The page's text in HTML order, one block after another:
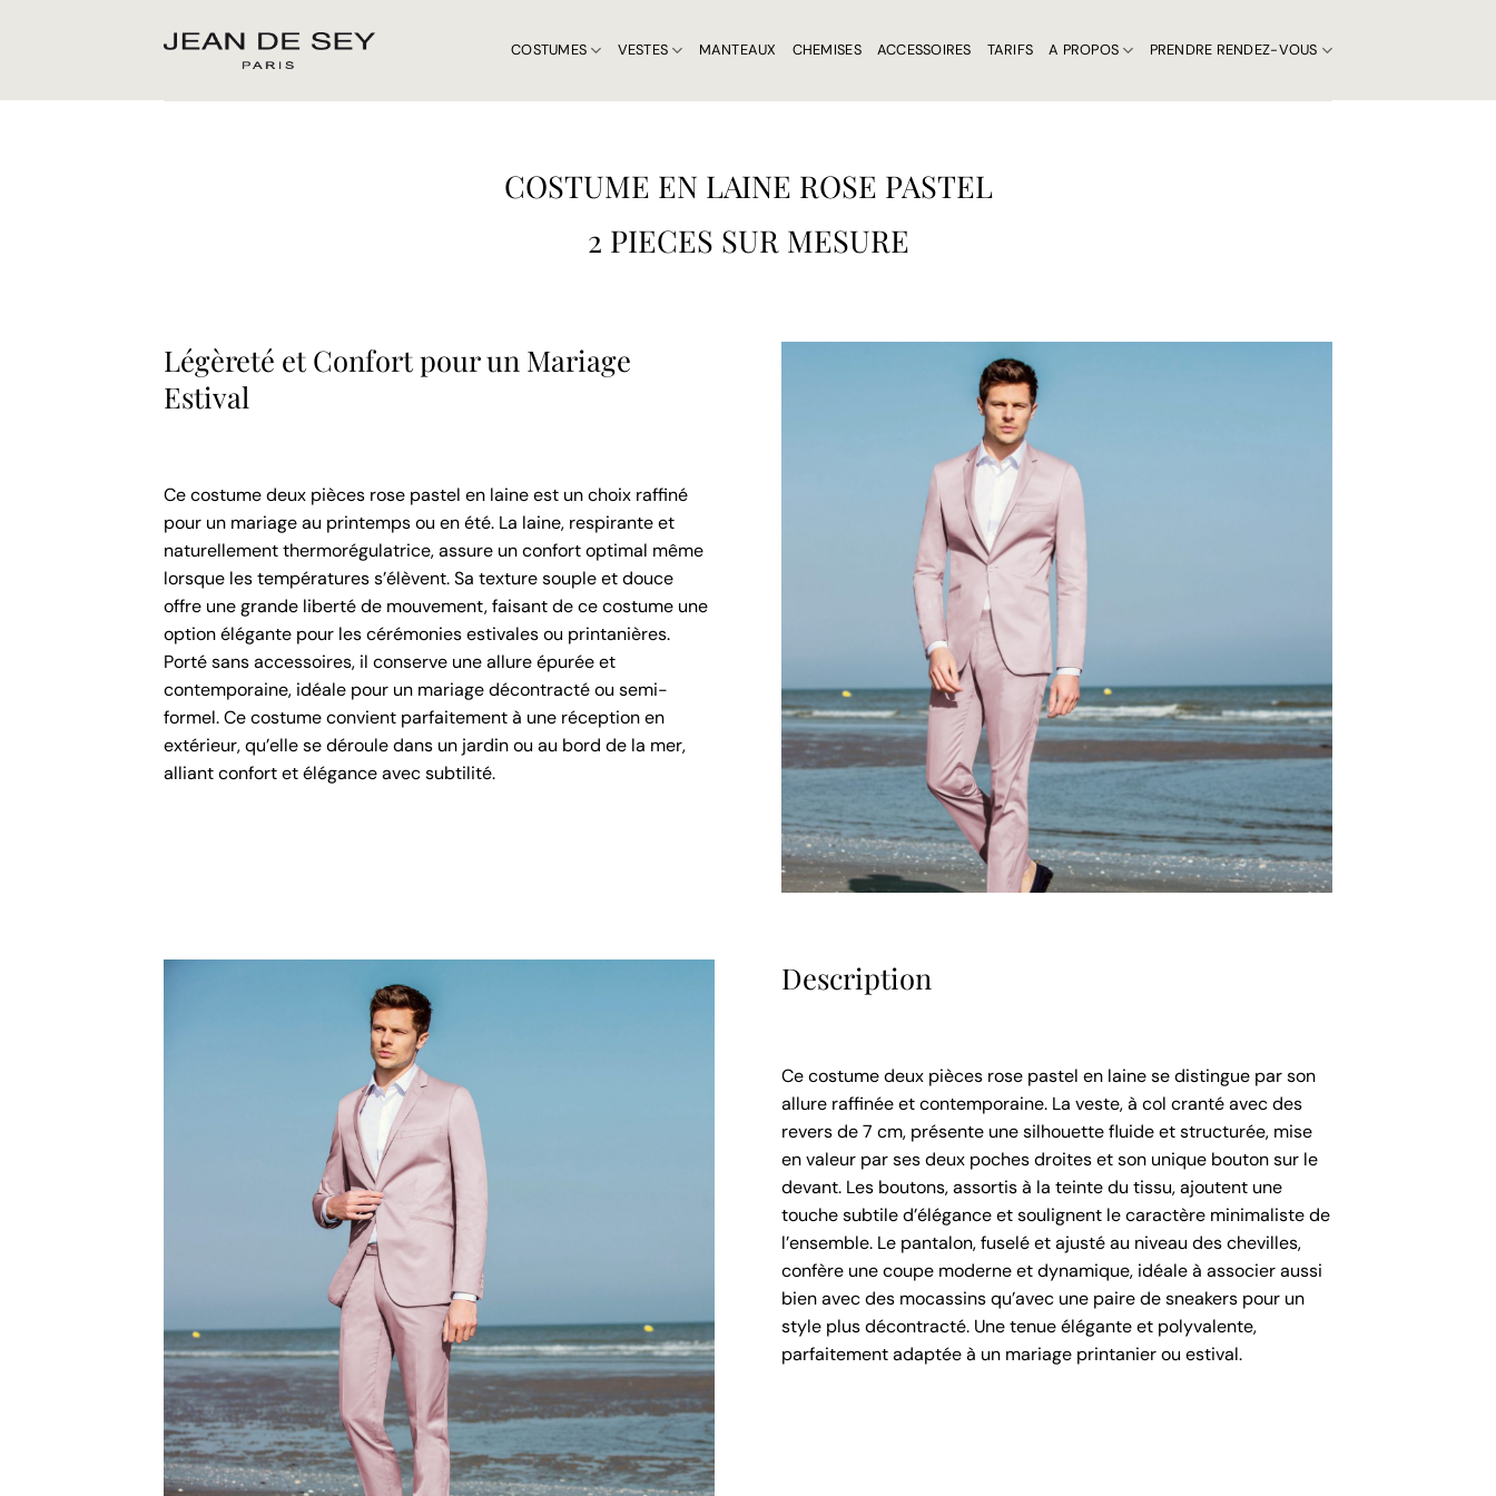
COSTUMES VESTES MANTEAUX CHEMISES ACCESSOIRES TARIFS A PROPOS PRENDRE RENDEZ-VOUS
COSTUME EN LAINE ROSE PASTEL
2 PIECES SUR MESURE
Légèreté et Confort pour un Mariage
Estival
Ce costume deux pièces rose pastel en laine est un choix raffiné
pour un mariage au printemps ou en été. La laine, respirante et
naturellement thermorégulatrice, assure un confort optimal même
lorsque les températures s’élèvent. Sa texture souple et douce
offre une grande liberté de mouvement, faisant de ce costume une
option élégante pour les cérémonies estivales ou printanières.
Porté sans accessoires, il conserve une allure épurée et
contemporaine, idéale pour un mariage décontracté ou semi-
formel. Ce costume convient parfaitement à une réception en
extérieur, qu’elle se déroule dans un jardin ou au bord de la mer,
alliant confort et élégance avec subtilité.
Description
Ce costume deux pièces rose pastel en laine se distingue par son
allure raffinée et contemporaine. La veste, à col cranté avec des
revers de 7 cm, présente une silhouette fluide et structurée, mise
en valeur par ses deux poches droites et son unique bouton sur le
devant. Les boutons, assortis à la teinte du tissu, ajoutent une
touche subtile d’élégance et soulignent le caractère minimaliste de
l’ensemble. Le pantalon, fuselé et ajusté au niveau des chevilles,
confère une coupe moderne et dynamique, idéale à associer aussi
bien avec des mocassins qu’avec une paire de sneakers pour un
style plus décontracté. Une tenue élégante et polyvalente,
parfaitement adaptée à un mariage printanier ou estival.